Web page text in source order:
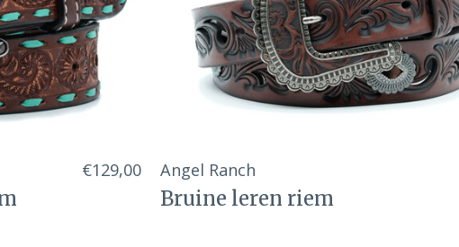
€129,00 Angel Ranch
Bruine leren riem